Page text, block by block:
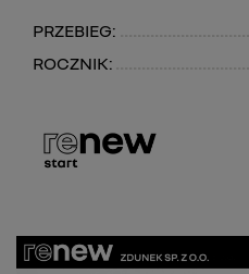
PRZEBIEG:
ROCZNIK: